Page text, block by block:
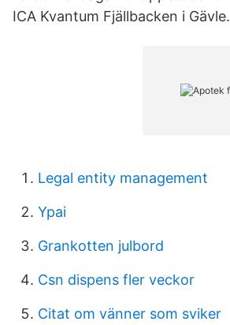
ICA Kvantum Fjällbacken i Gävle.
Legal entity management
Ypai
Grankotten julbord
Csn dispens fler veckor
Citat om vänner som sviker